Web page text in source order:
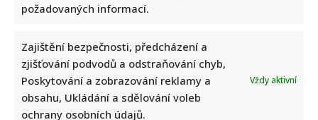
požadovaných informací.
Zajištění bezpečnosti, předcházení a
zjišťování podvodů a odstraňování chyb,
Poskytování a zobrazování reklamy a
obsahu, Ukládání a sdělování voleb
ochrany osobních údajů.
Vždy aktivní
Test znalostí o československých pohádkách: Bez chyby
projde málokdo, pamětníci by ale měli dát alespoň 8/10